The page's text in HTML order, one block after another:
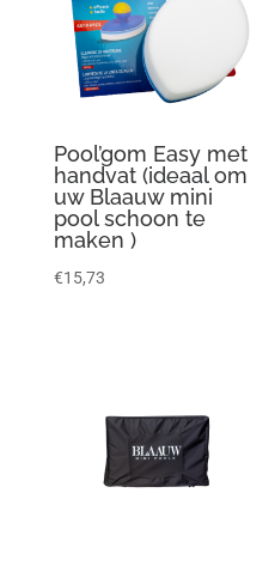
Pool’gom Easy met
handvat (ideaal om
uw Blaauw mini
pool schoon te
maken )
€15,73